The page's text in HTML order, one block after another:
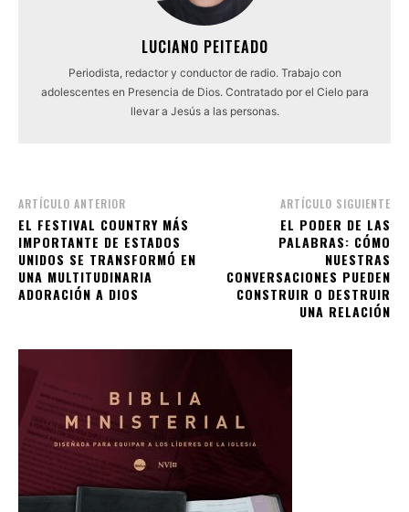
LUCIANO PEITEADO
Periodista, redactor y conductor de radio. Trabajo con
adolescentes en Presencia de Dios. Contratado por el Cielo para
llevar a Jesús a las personas.
ARTÍCULO ANTERIOR
EL FESTIVAL COUNTRY MÁS
IMPORTANTE DE ESTADOS
UNIDOS SE TRANSFORMÓ EN
UNA MULTITUDINARIA
ADORACIÓN A DIOS
ARTÍCULO SIGUIENTE
EL PODER DE LAS
PALABRAS: CÓMO
NUESTRAS
CONVERSACIONES PUEDEN
CONSTRUIR O DESTRUIR
UNA RELACIÓN